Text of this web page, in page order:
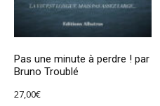
Pas une minute à perdre ! par
Bruno Troublé
27,00€